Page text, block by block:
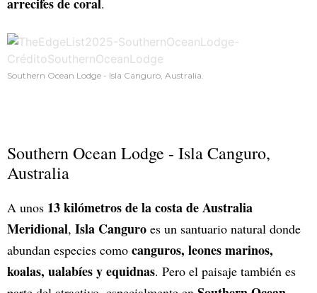
.
Southern Ocean Lodge - Isla Canguro, Australia.
Southern Ocean Lodge - Isla Canguro,
Australia
A unos 13 kilómetros de la costa de Australia
Meridional, Isla Canguro es un santuario natural donde
abundan especies como canguros, leones marinos,
koalas, ualabíes y equidnas. Pero el paisaje también es